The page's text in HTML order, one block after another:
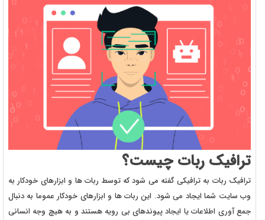
ترافیک ربات چیست؟
ترافیک ربات به ترافیکی گفته می شود که توسط ربات ها و ابزارهای خودکار به
وب سایت شما ایجاد می شود. این ربات ها و ابزارهای خودکار عموما به دنبال
جمع آوری اطلاعات یا ایجاد پیوندهای بی رویه هستند و به هیچ وجه انسانی